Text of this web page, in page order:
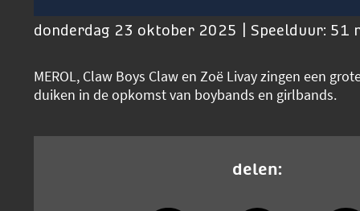
donderdag 23 oktober 2025 | Speelduur: 51
MEROL, Claw Boys Claw en Zoë Livay zingen een
duiken in de opkomst van boybands en girlbands.
delen: